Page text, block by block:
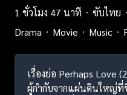
1 ชั่วโมง 47 นาที
ซับไทย
Drama
Movie Music
เรื่องย่อ Perhaps Love
ผู้กำกับจากแผ่นดินใหญ่ที่